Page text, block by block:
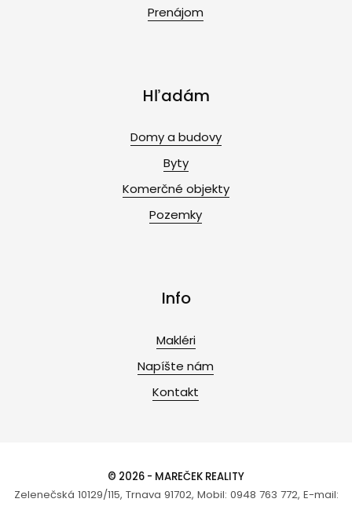
Prenájom
Hľadám
Domy a budovy
Byty
Komerčné objekty
Pozemky
Info
Makléri
Napíšte nám
Kontakt
© 2026 - MAREČEK REALITY
Zelenečská 10129/115, Trnava 91702, Mobil: 0948 763 772, E-mail: